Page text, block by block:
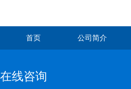
首页 公司简介
在线咨询